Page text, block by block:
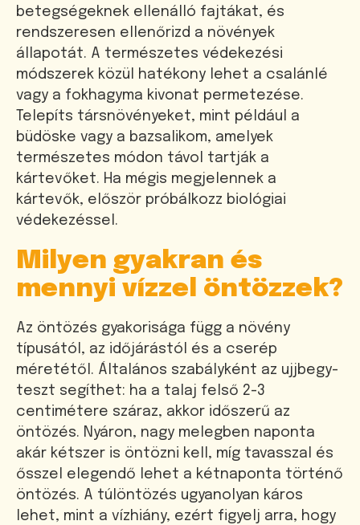
betegségeknek ellenálló fajtákat, és
rendszeresen ellenőrizd a növények
állapotát. A természetes védekezési
módszerek közül hatékony lehet a csalánlé
vagy a fokhagyma kivonat permetezése.
Telepíts társnövényeket, mint például a
büdöske vagy a bazsalikom, amelyek
természetes módon távol tartják a
kártevőket. Ha mégis megjelennek a
kártevők, először próbálkozz biológiai
védekezéssel.
Milyen gyakran és
mennyi vízzel öntözzek?
Az öntözés gyakorisága függ a növény
típusától, az időjárástól és a cserép
méretétől. Általános szabályként az ujjbegy-
teszt segíthet: ha a talaj felső 2-3
centimétere száraz, akkor időszerű az
öntözés. Nyáron, nagy melegben naponta
akár kétszer is öntözni kell, míg tavasszal és
ősszel elegendő lehet a kétnaponta történő
öntözés. A túlöntözés ugyanolyan káros
lehet, mint a vízhiány, ezért figyelj arra, hogy